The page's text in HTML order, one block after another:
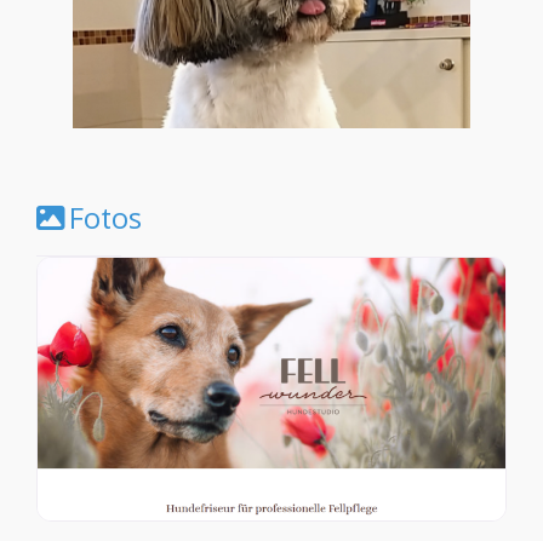
Fotos